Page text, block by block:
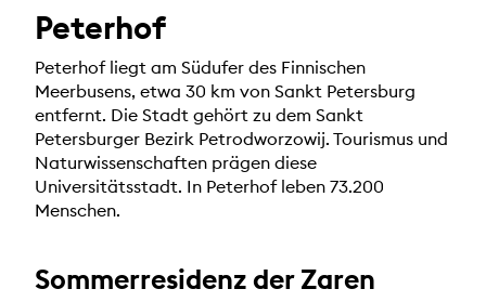
Peterhof
Peterhof liegt am Südufer des Finnischen
Meerbusens, etwa 30 km von Sankt Petersburg
entfernt. Die Stadt gehört zu dem Sankt
Petersburger Bezirk Petrodworzowij. Tourismus und
Naturwissenschaften prägen diese
Universitätsstadt. In Peterhof leben 73.200
Menschen.
Sommerresidenz der Zaren